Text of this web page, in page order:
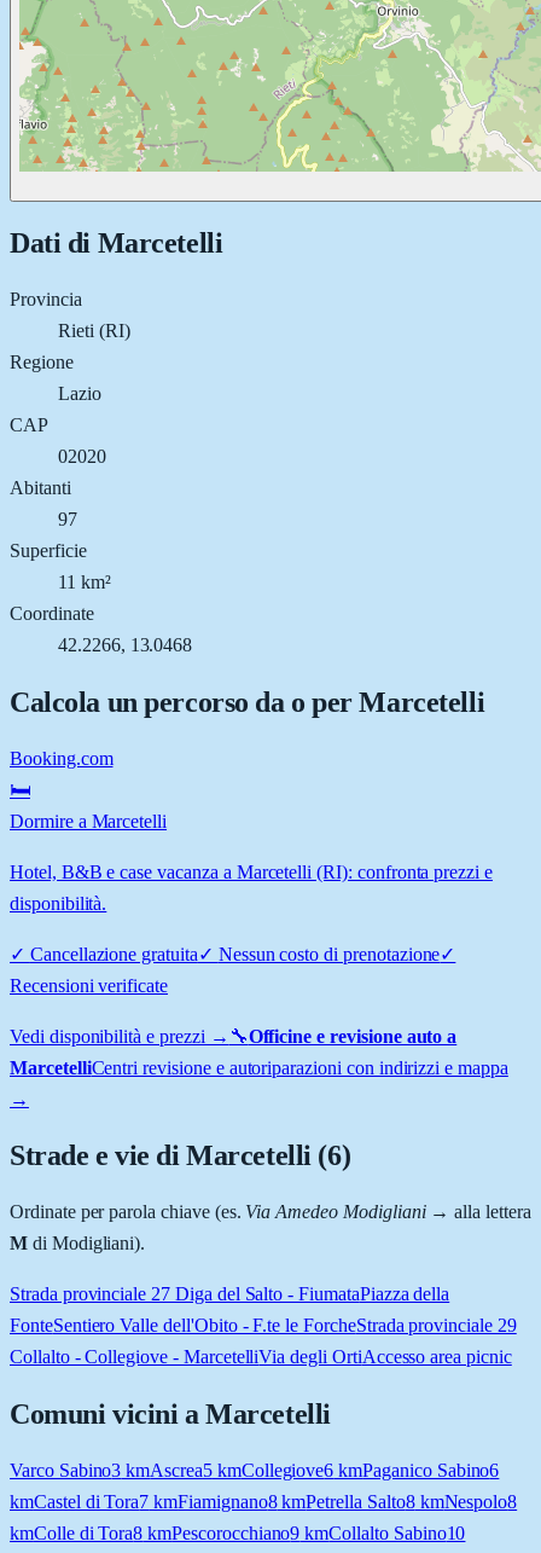
Dati di Marcetelli
Provincia
Rieti (RI)
Regione
Lazio
CAP
02020
Abitanti
97
Superficie
11 km²
Coordinate
42.2266, 13.0468
Calcola un percorso da o perMarcetelli
Booking.com
🛏️
Dormire a Marcetelli
Hotel, B&B e case vacanza a Marcetelli (RI): confronta prezzi e
disponibilità.
✓ Cancellazione gratuita✓ Nessun costo di prenotazione✓
Recensioni verificate
Vedi disponibilità e prezzi → 🔧Officine e revisione auto a
MarcetelliCentri revisione e autoriparazioni con indirizzi e mappa
→
Strade e vie diMarcetelli (6)
Ordinate per parola chiave (es. Via Amedeo Modigliani→ alla lettera
Mdi Modigliani).
Strada provinciale 27 Diga del Salto - FiumataPiazza della
FonteSentiero Valle dell'Obito - F.te le ForcheStrada provinciale 29
Collalto - Collegiove - MarcetelliVia degli OrtiAccesso area picnic
Comuni vicini aMarcetelli
Varco Sabino3 kmAscrea5kmCollegiove6 kmPaganico Sabino6
kmCastel di Tora7 kmFiamignano8kmPetrella Salto8kmNespolo8
kmColle di Tora8 kmPescorocchiano9 kmCollalto Sabino10